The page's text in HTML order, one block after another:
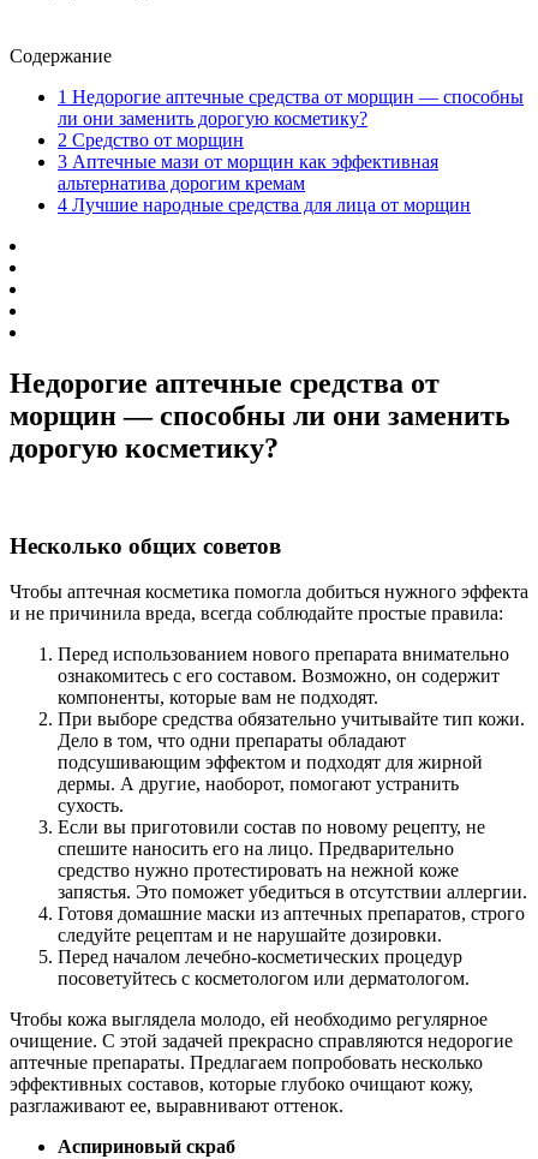
Содержание
1 Недорогие аптечные средства от морщин — способны
ли они заменить дорогую косметику?
2 Средство от морщин
3 Аптечные мази от морщин как эффективная
альтернатива дорогим кремам
4 Лучшие народные средства для лица от морщин
Недорогие аптечные средства от
морщин — способны ли они заменить
дорогую косметику?
Несколько общих советов
Чтобы аптечная косметика помогла добиться нужного эффекта
и не причинила вреда, всегда соблюдайте простые правила:
Перед использованием нового препарата внимательно
ознакомитесь с его составом. Возможно, он содержит
компоненты, которые вам не подходят.
При выборе средства обязательно учитывайте тип кожи.
Дело в том, что одни препараты обладают
подсушивающим эффектом и подходят для жирной
дермы. А другие, наоборот, помогают устранить
сухость.
Если вы приготовили состав по новому рецепту, не
спешите наносить его на лицо. Предварительно
средство нужно протестировать на нежной коже
запястья. Это поможет убедиться в отсутствии аллергии.
Готовя домашние маски из аптечных препаратов, строго
следуйте рецептам и не нарушайте дозировки.
Перед началом лечебно-косметических процедур
посоветуйтесь с косметологом или дерматологом.
Чтобы кожа выглядела молодо, ей необходимо регулярное
очищение. С этой задачей прекрасно справляются недорогие
аптечные препараты. Предлагаем попробовать несколько
эффективных составов, которые глубоко очищают кожу,
разглаживают ее, выравнивают оттенок.
Аспириновый скраб